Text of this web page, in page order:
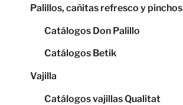
Palillos, cañitas refresco y pinchos
Catálogos Don Palillo
Catálogos Betik
Vajilla
Catálogos vajillas Qualitat